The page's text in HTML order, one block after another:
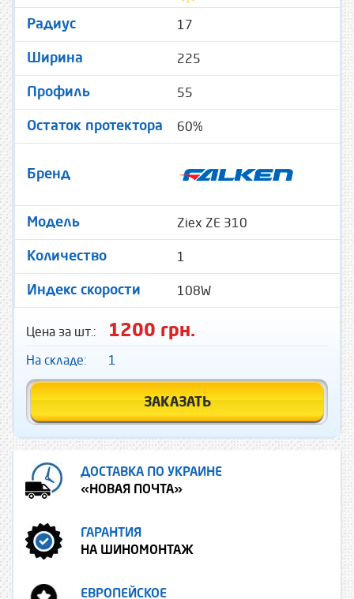
Радиус 17
Ширина 225
Профиль 55
Остаток протектора 60%
Бренд
Модель Ziex ZE 310
Количество 1
Индекс скорости 108W
Цена за шт.: 1200 грн.
На складе: 1
ЗАКАЗАТЬ
ДОСТАВКА ПО УКРАИНЕ
«НОВАЯ ПОЧТА»
ГАРАНТИЯ
НА ШИНОМОНТАЖ
ЕВРОПЕЙСКОЕ